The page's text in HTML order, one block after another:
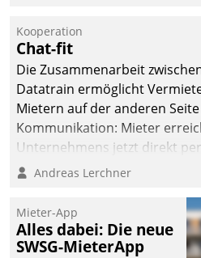
Kooperation
Chat-fit
Die Zusammenarbeit
Datatrain ermöglicht
Mietern auf der anderen
Kommunikation: Mieter
Unternehmens jetzt direkt per
Mitarbeiter oder Dienstleister
Andreas Lerchner
Mieter-App
Alles dabei: Die neue
SWSG-MieterApp